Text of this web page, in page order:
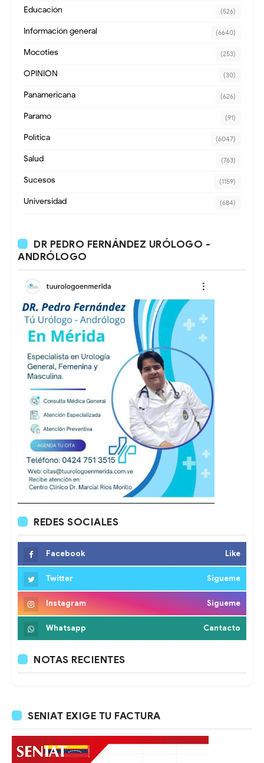
Educación (526)
Información general (6640)
Mocoties (253)
OPINION (30)
Panamericana (626)
Paramo (91)
Política (6047)
Salud (763)
Sucesos (1159)
Universidad (684)
DR PEDRO FERNÁNDEZ URÓLOGO -
ANDRÓLOGO
REDES SOCIALES
Facebook Like
Twitter Sigueme
Instagram Sigueme
Whatsapp Cantacto
NOTAS RECIENTES
SENIAT EXIGE TU FACTURA